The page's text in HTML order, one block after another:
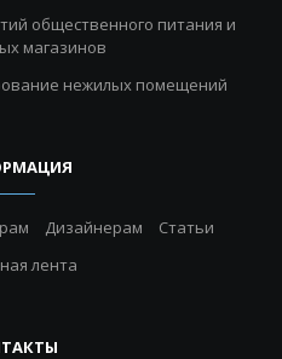
общественного питания и
магазинов
нежилых помещений
Дизайнерам
Статьи
лента